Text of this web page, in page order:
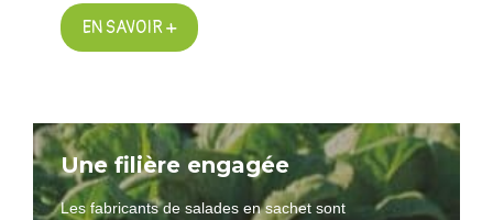
EN SAVOIR +
Une filière engagée
Les fabricants de salades en sachet sont